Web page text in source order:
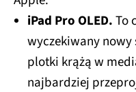
iPad Pro OLED.To
wyczekiwany
plotki krążą w
najbardziej